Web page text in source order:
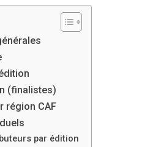
(finalistes)
région CAF
par édition